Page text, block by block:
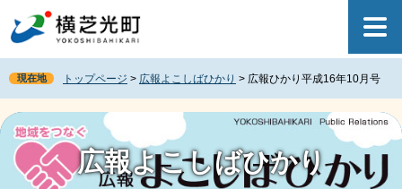
ジ
先
頭
で
ュ
を
飛
ば
現在地 トップページ > 広報よこしばひかり > 広報ひかり平成16年10月号
広報よこしばひかり